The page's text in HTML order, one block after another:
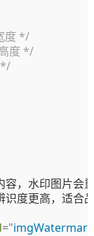
度 */
度 */
，水印图片会
度更高，适合
="imgWatermark